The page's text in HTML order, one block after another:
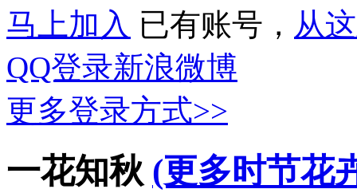
马上加入 已有账号， 从
QQ登录新浪微博
更多登录方式>>
一花知秋 (更多时节花